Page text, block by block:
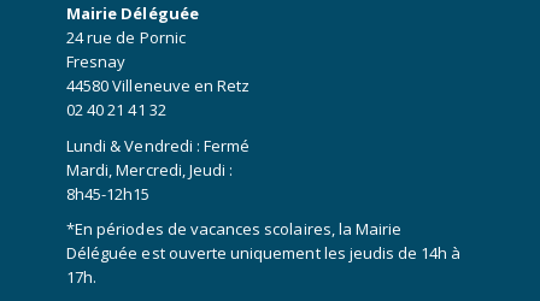
Mairie Déléguée
24 rue de Pornic
Fresnay
44580 Villeneuve en Retz
02 40 21 41 32
Lundi & Vendredi : Fermé
Mardi, Mercredi, Jeudi :
8h45-12h15
*En périodes de vacances scolaires, la Mairie
Déléguée est ouverte uniquement les jeudis de 14h à
17h.